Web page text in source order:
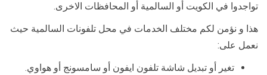
تواجدوا في الكويت أو السالمية أو المحافظات الاخرى.
هذا و نؤمن لكم مختلف الخدمات في محل تلفونات السالمية حيث
نعمل على:
تغير أو تبديل شاشة تلفون ايفون أو سامسونج أو هواوي.